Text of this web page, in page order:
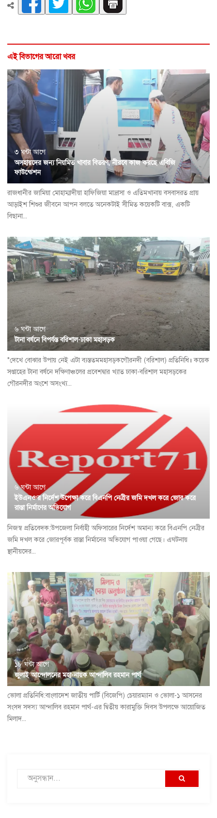
এই বিভাগের আরো খবর
৩ ঘন্টা আগে
অসহায়দের জন্য নিয়মিত খাবার বিতরণ, নীরবে কাজ করছে এবিজি
ফাউন্ডেশন
রাজধানীর জামিয়া মোহাম্মাদীয়া হাফিজিয়া মাদ্রাসা ও এতিমখানায় বসবাসরত প্রায়
আড়াইশ শিশুর জীবনে আপন বলতে অনেকটাই সীমিত কয়েকটি বাক্স, একটি
বিছানা...
৬ ঘন্টা আগে
টানা বর্ষনে বিপর্যস্ত বরিশাল-ঢাকা মহাসড়ক
*দেখে বোঝার উপায় নেই এটা ব্যস্ততমমহাসড়কগৌরনদী (বরিশাল) প্রতিনিধি॥ কয়েক
সপ্তাহের টানা বর্ষনে দক্ষিণাঞ্চলের প্রবেশদ্বার খ্যাত ঢাকা-বরিশাল মহাসড়কের
গৌরনদীর অংশে অসংখ্য...
৬ ঘন্টা আগে
ইউএনও’র নির্দেশ উপেক্ষা করে বিএনপি নেত্রীর জমি দখল করে জোর করে
রাস্তা নির্মাণের অভিযোগ
নিজস্ব প্রতিবেদক:উপজেলা নির্বাহী অফিসারের নির্দেশ অমান্য করে বিএনপি নেত্রীর
জমি দখল করে জোরপূর্বক রাস্তা নির্মানের অভিযোগ পাওয়া গেছে। এঘটনায়
স্থানীয়দের...
১৮ ঘন্টা আগে
জুলাই আন্দোলনের মহা-নায়ক আন্দালিব রহমান পার্থ
ভোলা প্রতিনিধি:বাংলাদেশ জাতীয় পার্টি (বিজেপি) চেয়ারম্যান ও ভোলা-১ আসনের
সংসদ সদস্য আন্দালিব রহমান পার্থ-এর দ্বিতীয় কারামুক্তি দিবস উপলক্ষে আয়োজিত
মিলাদ...